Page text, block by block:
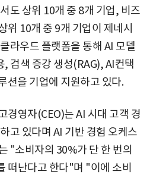
도 상위 10개 중 8개 기업, 비즈
위 10개 중 9개 기업이 제네시
라우드 플랫폼을 통해 AI 모델
검색 증강 생성(RAG), AI컨택
션을 기업에 지원하고 있다.
경영자(CEO)는 AI 시대 고객 경
고 있다며 AI 기반 경험 오케스
"소비자의 30%가 단 한 번의
떠난다고 한다"며 "이에 소비